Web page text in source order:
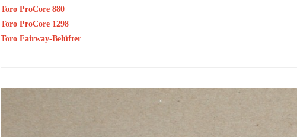
Toro ProCore 880
Toro ProCore 1298
Toro Fairway-Belüfter